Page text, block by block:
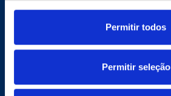
Permitir todos
Permitir seleção
Delegações
Website de comércio eletrônico